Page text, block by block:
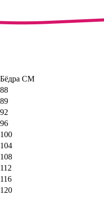
Бёдра СМ
88
89
92
96
100
104
108
112
116
120